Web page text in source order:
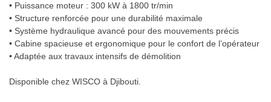
• Puissance moteur : 300 kW à 1800 tr/min
• Structure renforcée pour une durabilité maximale
• Système hydraulique avancé pour des mouvements précis
• Cabine spacieuse et ergonomique pour le confort de l’opérateur
• Adaptée aux travaux intensifs de démolition
Disponible chez WISCO à Djibouti.